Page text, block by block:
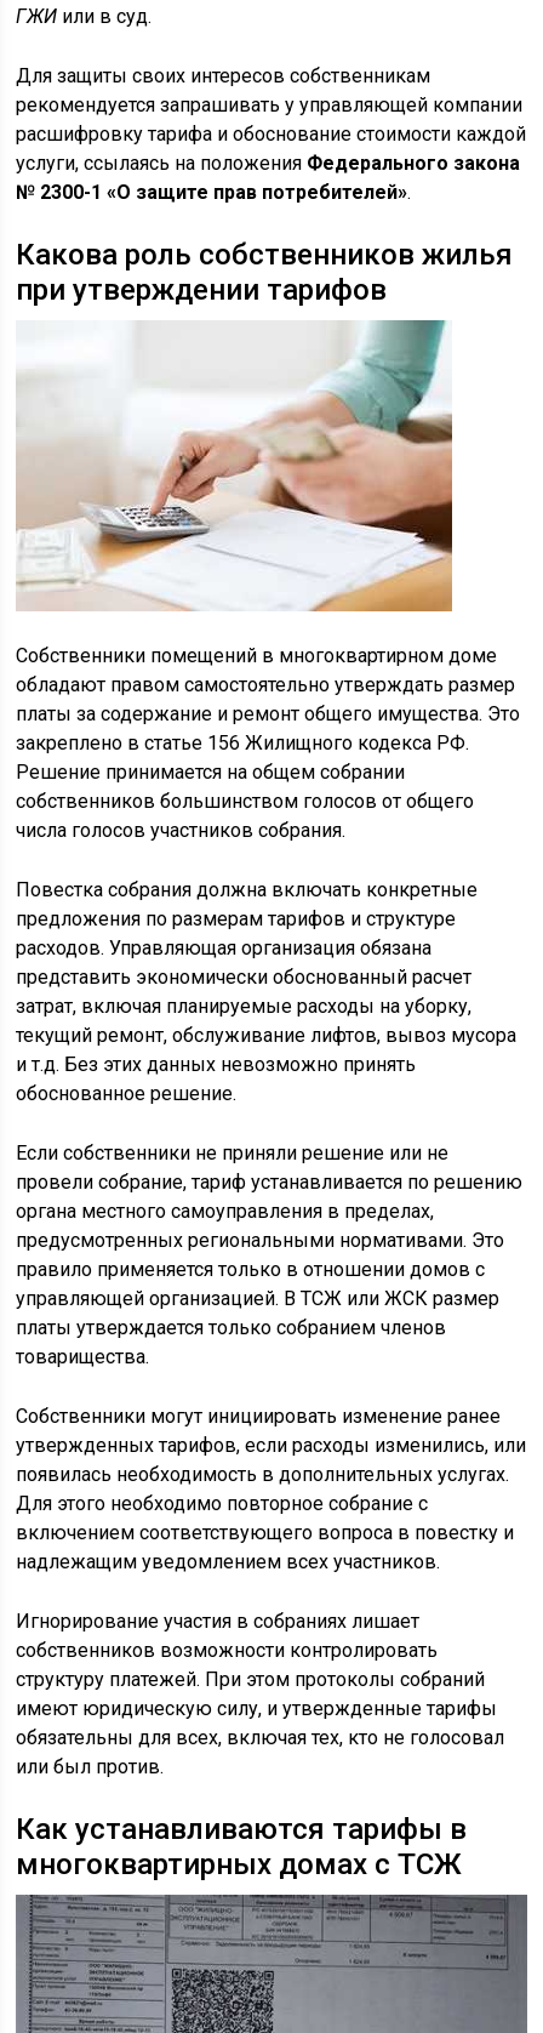
ГЖИ или в суд.
Для защиты своих интересов собственникам
рекомендуется запрашивать у управляющей компании
расшифровку тарифа и обоснование стоимости каждой
услуги, ссылаясь на положения Федерального закона
№ 2300-1 «О защите прав потребителей».
Какова роль собственников жилья
при утверждении тарифов
Собственники помещений в многоквартирном доме
обладают правом самостоятельно утверждать размер
платы за содержание и ремонт общего имущества. Это
закреплено в статье 156 Жилищного кодекса РФ.
Решение принимается на общем собрании
собственников большинством голосов от общего
числа голосов участников собрания.
Повестка собрания должна включать конкретные
предложения по размерам тарифов и структуре
расходов. Управляющая организация обязана
представить экономически обоснованный расчет
затрат, включая планируемые расходы на уборку,
текущий ремонт, обслуживание лифтов, вывоз мусора
и т.д. Без этих данных невозможно принять
обоснованное решение.
Если собственники не приняли решение или не
провели собрание, тариф устанавливается по решению
органа местного самоуправления в пределах,
предусмотренных региональными нормативами. Это
правило применяется только в отношении домов с
управляющей организацией. В ТСЖ или ЖСК размер
платы утверждается только собранием членов
товарищества.
Собственники могут инициировать изменение ранее
утвержденных тарифов, если расходы изменились, или
появилась необходимость в дополнительных услугах.
Для этого необходимо повторное собрание с
включением соответствующего вопроса в повестку и
надлежащим уведомлением всех участников.
Игнорирование участия в собраниях лишает
собственников возможности контролировать
структуру платежей. При этом протоколы собраний
имеют юридическую силу, и утвержденные тарифы
обязательны для всех, включая тех, кто не голосовал
или был против.
Как устанавливаются тарифы в
многоквартирных домах с ТСЖ